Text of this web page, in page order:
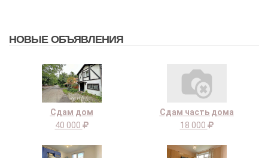
НОВЫЕ ОБЪЯВЛЕНИЯ
Сдам дом
40 000
Сдам часть дома
18 000